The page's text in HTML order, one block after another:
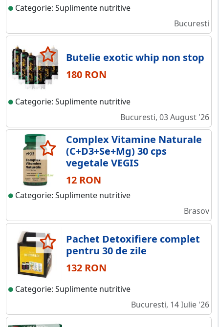
Categorie: Suplimente nutritive
Bucuresti
Butelie exotic whip non stop
180 RON
Categorie: Suplimente nutritive
Bucuresti, 03 August '26
Complex Vitamine Naturale
(C+D3+Se+Mg) 30 cps
vegetale VEGIS
12 RON
Categorie: Suplimente nutritive
Brasov
Pachet Detoxifiere complet
pentru 30 de zile
132 RON
Categorie: Suplimente nutritive
Bucuresti, 14 Iulie '26